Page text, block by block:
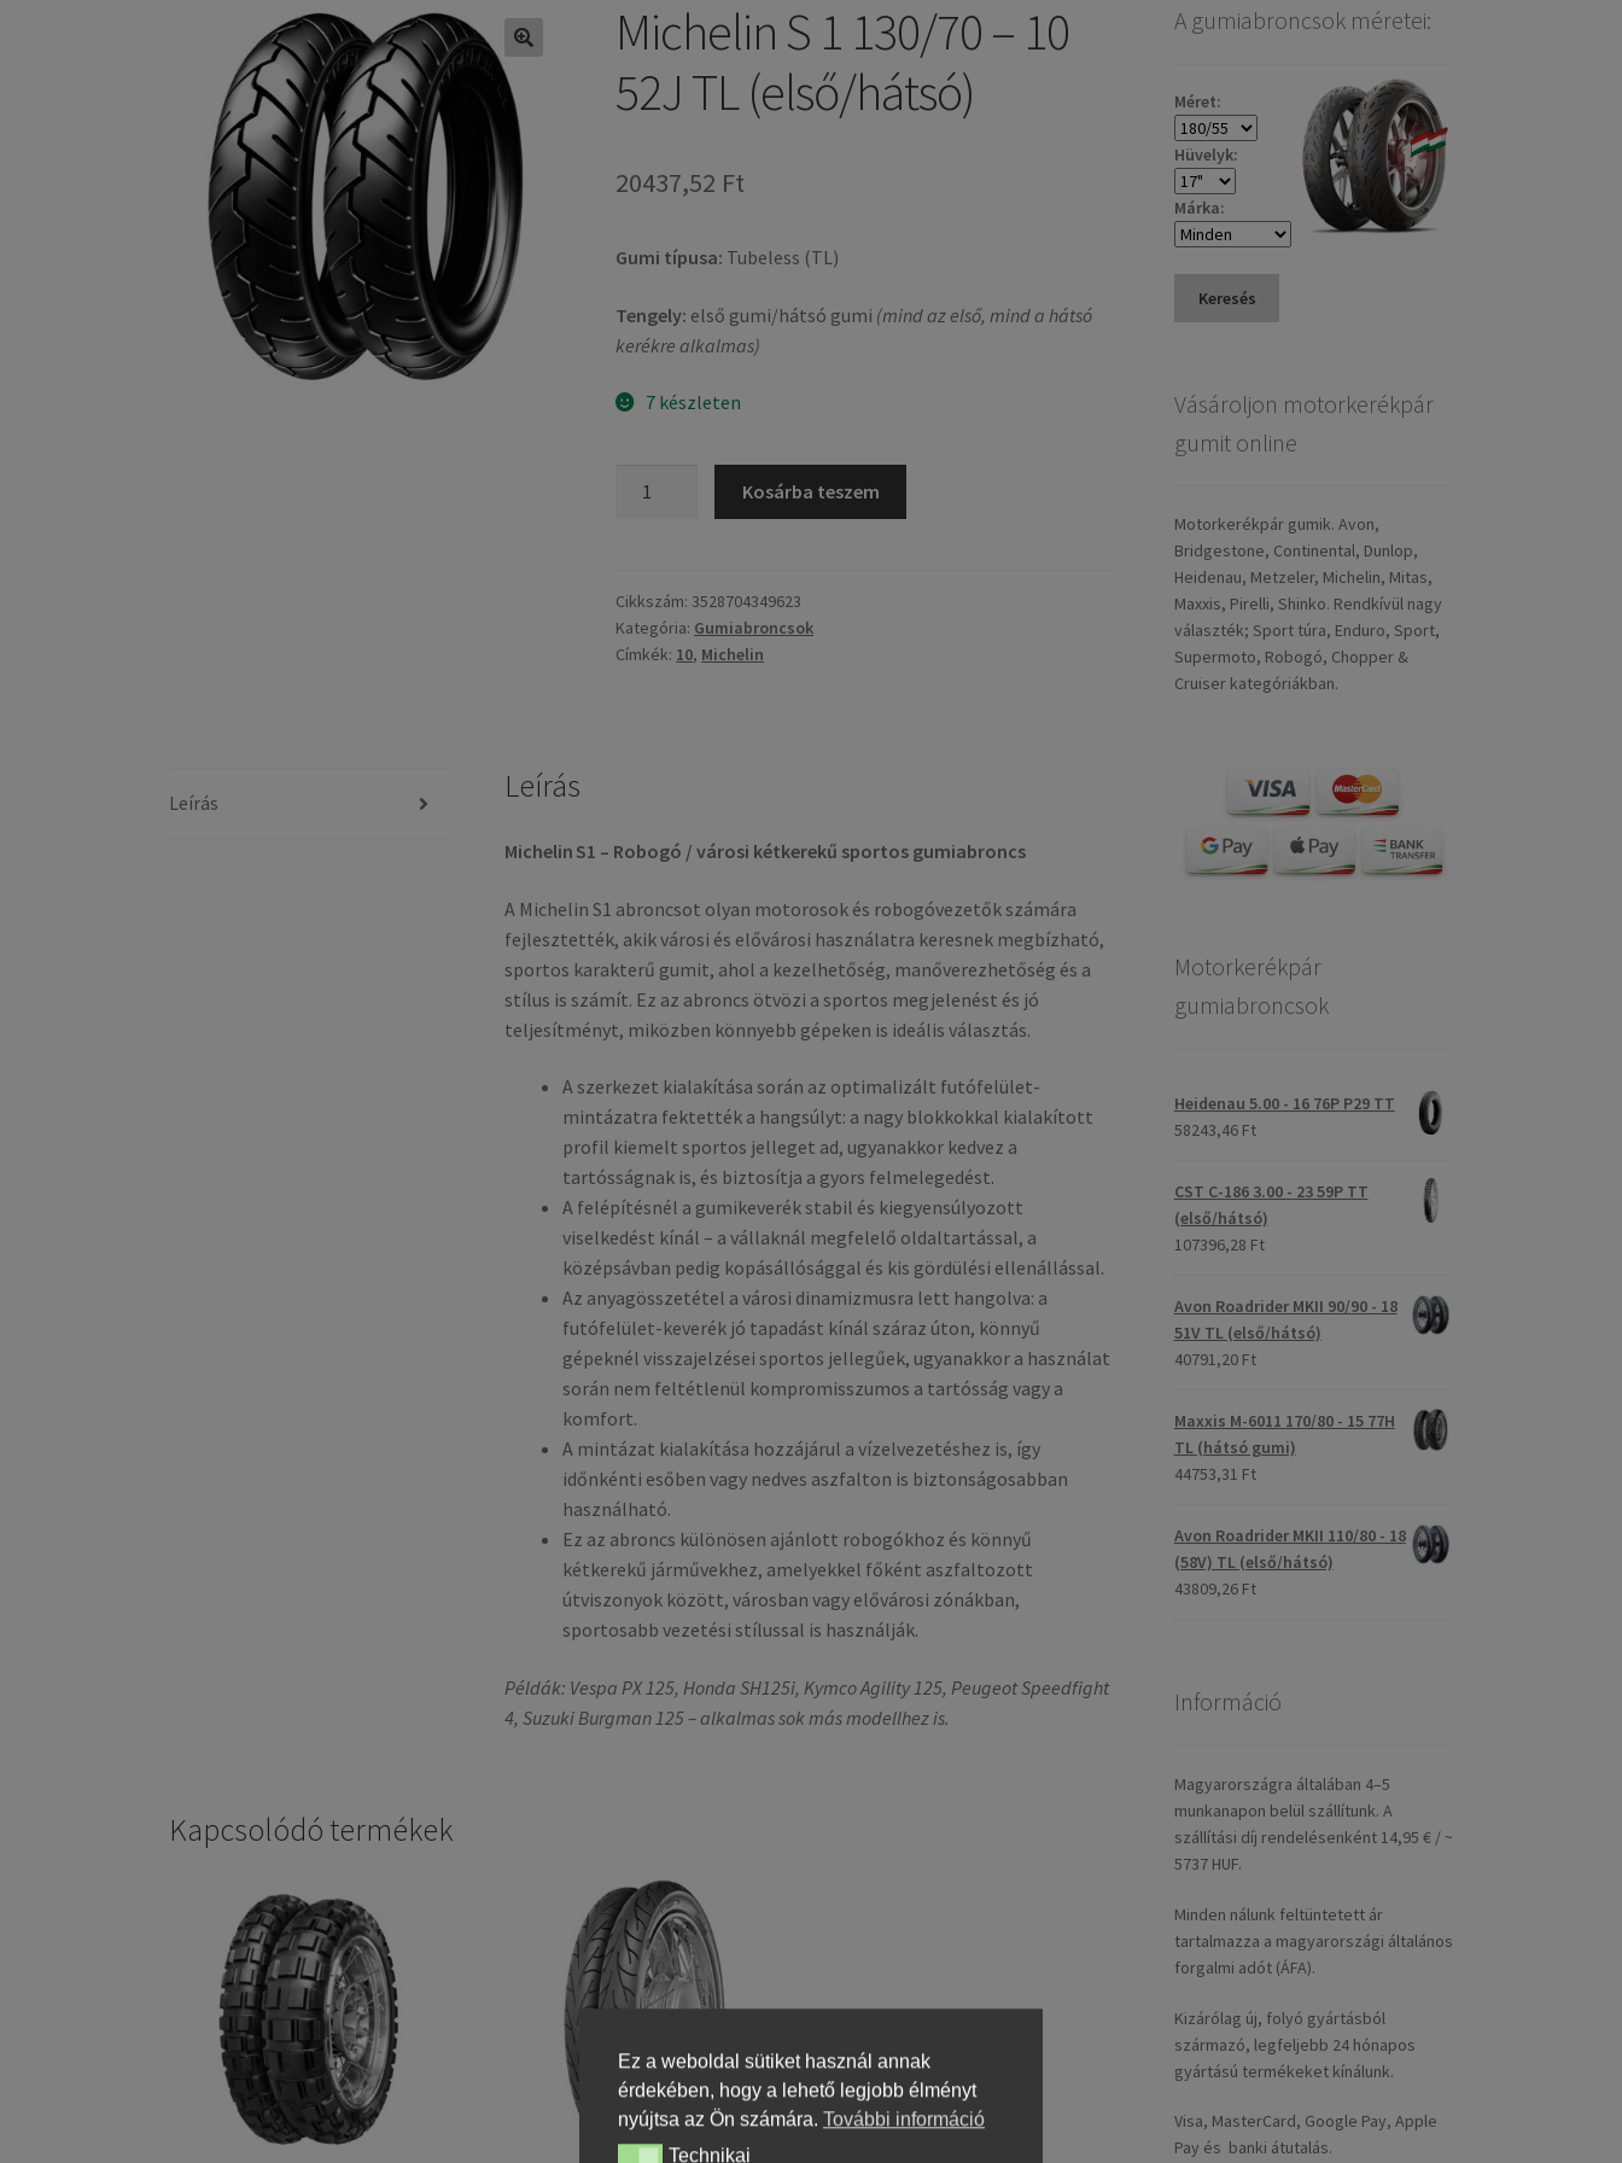
Michelin S 1 130/70 – 10
52J TL (első/hátsó)
20437,52 Ft
Gumi típusa: Tubeless (TL)
Tengely: első gumi/hátsó gumi (mind az első, mind a hátsó
kerékre alkalmas)
7 készleten
-
10
52J
Kosárba teszem
Cikkszám: 3528704349623
Kategória: Gumiabroncsok
Címkék: 10, Michelin
Leírás Leírás
Michelin S1 – Robogó / városi kétkerekű sportos gumiabroncs
A Michelin S1 abroncsot olyan motorosok és robogóvezetők számára
fejlesztették, akik városi és elővárosi használatra keresnek megbízható,
sportos karakterű gumit, ahol a kezelhetőség, manőverezhetőség és a
stílus is számít. Ez az abroncs ötvözi a sportos megjelenést és jó
teljesítményt, miközben könnyebb gépeken is ideális választás.
A szerkezet kialakítása során az optimalizált futófelület-
mintázatra fektették a hangsúlyt: a nagy blokkokkal kialakított
profil kiemelt sportos jelleget ad, ugyanakkor kedvez a
tartósságnak is, és biztosítja a gyors felmelegedést.
A felépítésnél a gumikeverék stabil és kiegyensúlyozott
viselkedést kínál – a vállaknál megfelelő oldaltartással, a
középsávban pedig kopásállósággal és kis gördülési ellenállással.
Az anyagösszetétel a városi dinamizmusra lett hangolva: a
futófelület-keverék jó tapadást kínál száraz úton, könnyű
gépeknél visszajelzései sportos jellegűek, ugyanakkor a használat
során nem feltétlenül kompromisszumos a tartósság vagy a
komfort.
A mintázat kialakítása hozzájárul a vízelvezetéshez is, így
időnkénti esőben vagy nedves aszfalton is biztonságosabban
használható.
Ez az abroncs különösen ajánlott robogókhoz és könnyű
kétkerekű járművekhez, amelyekkel főként aszfaltozott
útviszonyok között, városban vagy elővárosi zónákban,
sportosabb vezetési stílussal is használják.
Példák: Vespa PX 125, Honda SH125i, Kymco Agility 125, Peugeot Speedfight
4, Suzuki Burgman 125 – alkalmas sok más modellhez is.
Kapcsolódó termékek
A gumiabroncsok méretei:
Méret:
Hüvelyk:
Márka:
Keresés
Vásároljon motorkerékpár
gumit online
Motorkerékpár gumik. Avon,
Bridgestone, Continental, Dunlop,
Heidenau, Metzeler, Michelin, Mitas,
Maxxis, Pirelli, Shinko. Rendkívül nagy
választék; Sport túra, Enduro, Sport,
Supermoto, Robogó, Chopper &
Cruiser kategóriákban.
Motorkerékpár
gumiabroncsok
Heidenau 5.00 - 16 76P P29 TT
58243,46 Ft
CST C-186 3.00 - 23 59P TT
(első/hátsó)
107396,28 Ft
Avon Roadrider MKII 90/90 - 18
51V TL (első/hátsó)
40791,20 Ft
Maxxis M-6011 170/80 - 15 77H
TL (hátsó gumi)
44753,31 Ft
Avon Roadrider MKII 110/80 - 18
(58V) TL (első/hátsó)
43809,26 Ft
Információ
Magyarországra általában 4–5
munkanapon belül szállítunk. A
szállítási díj rendelésenként 14,95 € / ~
5737 HUF.
Minden nálunk feltüntetett ár
tartalmazza a magyarországi általános
forgalmi adót (ÁFA).
Kizárólag új, folyó gyártásból
származó, legfeljebb 24 hónapos
gyártású termékeket kínálunk.
Visa, MasterCard, Google Pay, Apple
Pay és banki átutalás.
Ez a weboldal sütiket használ annak
érdekében, hogy a lehető legjobb élményt
nyújtsa az Ön számára. További információ
TechnikaiTechnikai